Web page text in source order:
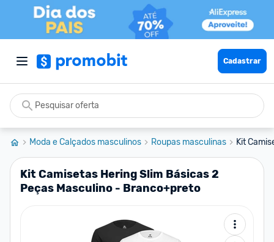
Cadastrar
Moda e Calçados masculinos Roupas masculinas Kit
Kit Camisetas Hering Slim Básicas 2
Peças Masculino - Branco+preto